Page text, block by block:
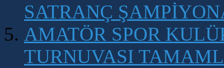
SATRANÇ
AMATÖR SPOR
TURNUVASI